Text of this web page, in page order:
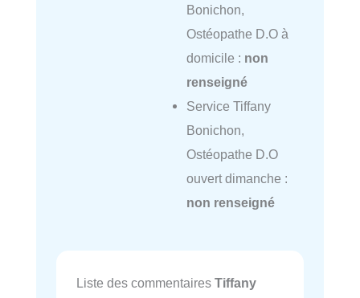
Bonichon,
Ostéopathe D.O à
domicile : non
renseigné
Service Tiffany
Bonichon,
Ostéopathe D.O
ouvert dimanche :
non renseigné
Liste des commentaires Tiffany